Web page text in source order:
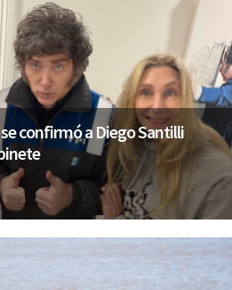
confirmó a Diego Santilli